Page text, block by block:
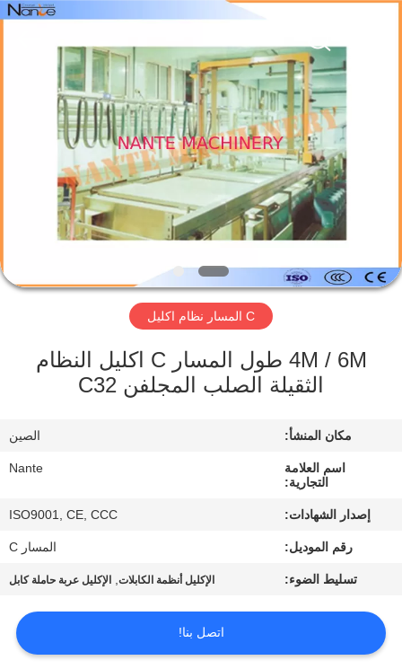
الصفحة
الرئيسية
منتجات
بنا
ضبط
الجودة
طلب
اقتباس
2026
C المسار نظام اكليل
4M / 6M طول المسار C اكليل النظام
الثقيلة الصلب المجلفن C32
مكان المنشأ: الصين
اسم العلامة
التجارية:
Nante
إصدار الشهادات: ISO9001, CE, CCC
رقم الموديل: المسار C
تسليط الضوء: الإكليل أنظمة الكابلات, الإكليل عربة حاملة كابل
اتصل بنا!